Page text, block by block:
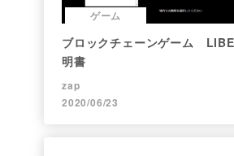
ゲーム
ブロックチェーンゲーム
明書
zap
2020/06/23